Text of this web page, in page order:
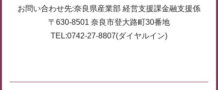
お問い合わせ先:奈良県産業部 経営支援課金融支援係
〒630-8501 奈良市登大路町30番地
TEL:0742-27-8807(ダイヤルイン)